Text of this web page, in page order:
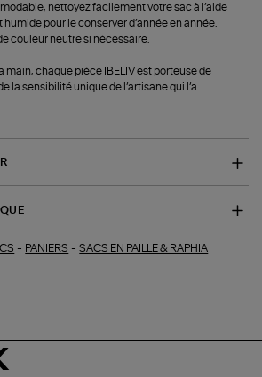
nettoyez facilement votre sac à l’aide
pour le conserver d’année en année.
couleur neutre si nécessaire.
main, chaque pièce IBELIV est porteuse de
la sensibilité unique de l’artisane qui l’a
- PANIERS -SACS EN PAILLE & RAPHIA